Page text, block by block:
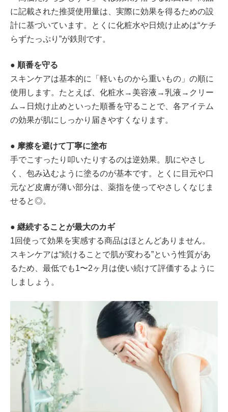
に記載された推奨使用量は、実際に効果を得るための設
計に基づいています。とくに化粧水や日焼け止めは“ケチ
らずたっぷり”が鉄則です。
● 順番を守る
スキンケアは基本的に「軽いものから重いもの」の順に
使用します。たとえば、化粧水→美容液→乳液→クリー
ム→日焼け止めといった順番を守ることで、各アイテム
の効果が肌にしっかり届きやすくなります。
● 摩擦を避けて丁寧に塗布
手でこすったり叩いたりするのは逆効果。肌にやさし
く、包み込むように塗るのが基本です。とくに目元や口
元など皮膚が薄い部分は、薬指を使ってやさしくなじま
せると◎。
● 継続することが最大のカギ
1回使って効果を実感する商品はほとんどありません。
スキンケアは“続けることで肌が変わる”という性質があ
るため、最低でも1〜2ヶ月は使い続けて評価するように
しましょう。